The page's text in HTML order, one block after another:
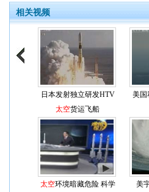
相关视频
日本发射独立研发HTV
太空货运飞船
美国
太空环境暗藏危险 科学
美